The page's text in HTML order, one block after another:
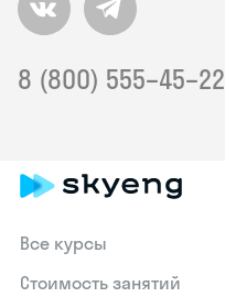
8 (800) 555–45–22
Все курсы
Стоимость занятий